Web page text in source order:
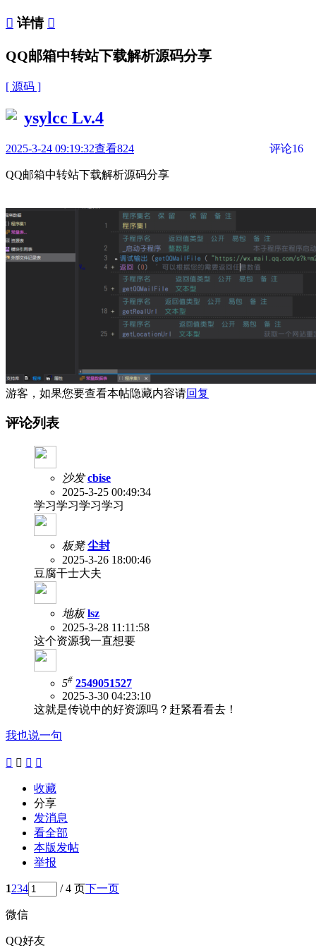
 详情 
QQ邮箱中转站下载解析源码分享
[ 源码 ]
ysylcc Lv.4
2025-3-24 09:19:32查看824 评论16
QQ邮箱中转站下载解析源码分享
游客，如果您要查看本帖隐藏内容请回复
评论列表
沙发 cbise
2025-3-25 00:49:34
学习学习学习学习
板凳 尘封
2025-3-26 18:00:46
豆腐干士大夫
地板 lsz
2025-3-28 11:11:58
这个资源我一直想要
5# 2549051527
2025-3-30 04:23:10
这就是传说中的好资源吗？赶紧看看去！
我也说一句
   
收藏
分享
发消息
看全部
本版发帖
举报
1234 / 4 页下一页
微信
QQ好友